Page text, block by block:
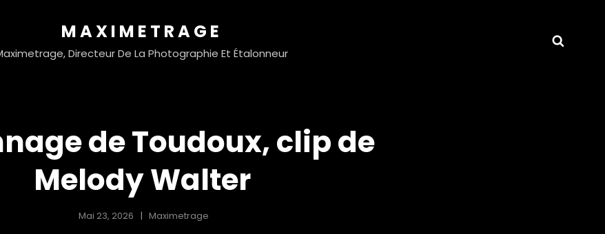
MAXIMETRAGE
Directeur De La Photographie Et Étalonneur
de Toudoux, clip de
Melody Walter
Mai 23, 2026 Maximetrage